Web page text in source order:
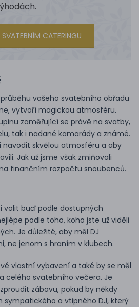
CATERINGU
vašeho svatebního obřadu
vytvoří magickou atmosféru.
zaměřující se právě na svatby,
tak i nadané kamarády a známé.
navodit skvělou atmosféru a aby
Jak už jsme však zmiňovali
finančním rozpočtu snoubenců.
volit buď podle dostupných
podle toho, koho jste už viděli
Je důležité, aby měl DJ
ne jenom s hraním v klubech.
vlastní vybavení a také by se měl
celého svatebního večera. Je
zábavu, pokud by někdy
sympatického a vtipného DJ, který